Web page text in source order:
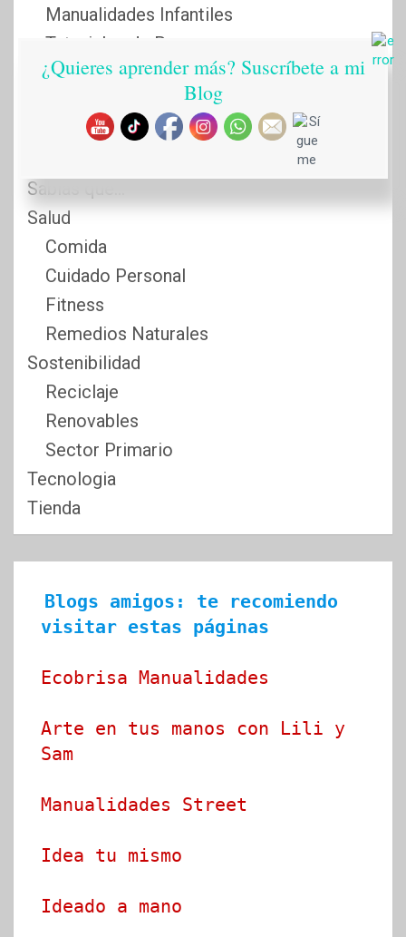
Manualidades Infantiles
Tutoriales de Ropa
Imagen
Cuidado y Belleza, Productos de Estética
Ropa y Complementos de Moda
Sabias que…
Salud
Comida
Cuidado Personal
Fitness
Remedios Naturales
Sostenibilidad
Reciclaje
Renovables
Sector Primario
Tecnologia
Tienda
Blogs amigos: te recomiendo
visitar estas páginas
Ecobrisa Manualidades
Arte en tus manos con Lili y
Sam
Manualidades Street
Idea tu mismo
Ideado a mano
¿Quieres aprender más? Suscríbete a mi
Blog